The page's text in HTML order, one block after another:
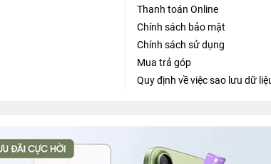
Thanh toán Online
Chính sách bảo mật
Chính sách sử dụng
Mua trả góp
Quy định về việc sao lưu dữ